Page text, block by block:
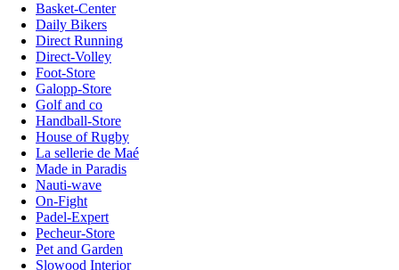
Basket-Center
Daily Bikers
Direct Running
Direct-Volley
Foot-Store
Galopp-Store
Golf and co
Handball-Store
House of Rugby
La sellerie de Maé
Made in Paradis
Nauti-wave
On-Fight
Padel-Expert
Pecheur-Store
Pet and Garden
Slowood Interior